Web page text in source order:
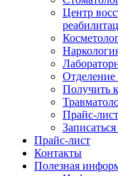
Центр
Отделение
Получить
Прайс-лист
Прайс-лист
Контакты
Полезная